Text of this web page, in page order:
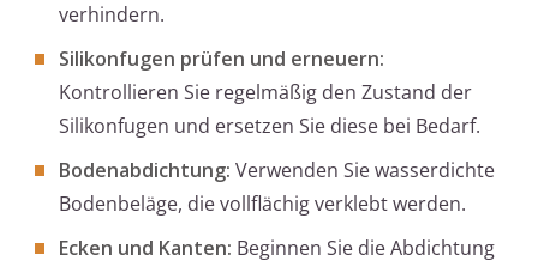
verhindern.
Silikonfugen prüfen und erneuern:
Kontrollieren Sie regelmäßig den Zustand der
Silikonfugen und ersetzen Sie diese bei Bedarf.
Bodenabdichtung: Verwenden Sie wasserdichte
Bodenbeläge, die vollflächig verklebt werden.
Ecken und Kanten: Beginnen Sie die Abdichtung